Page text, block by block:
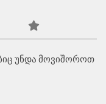
უნდა მოვიშოროთ